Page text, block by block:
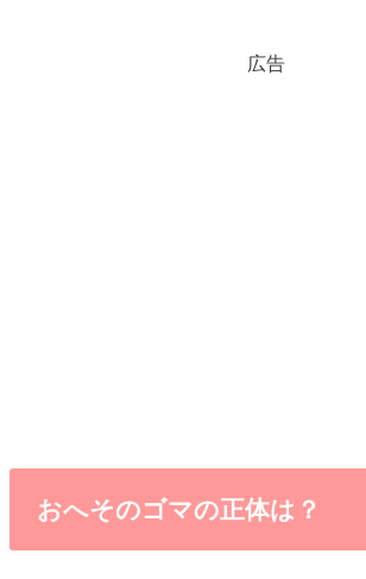
広告
おへそのゴマの正体は？